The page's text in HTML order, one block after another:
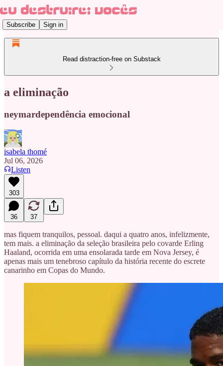
Subscribe Sign in
Read distraction-free on Substack
a eliminação
neymardependência emocional
isabela thomé
Jul 06, 2026
Listen
303
36 37
mas fiquem tranquilos, pessoal. daqui a quatro anos, infelizmente,
tem mais. a eliminação da seleção brasileira pelo covarde Erling
Haaland, ocorrida em uma ensolarada tarde em Nova Jersey, é
apenas mais um tenebroso capítulo da história recente do escrete
canarinho em Copas do Mundo.